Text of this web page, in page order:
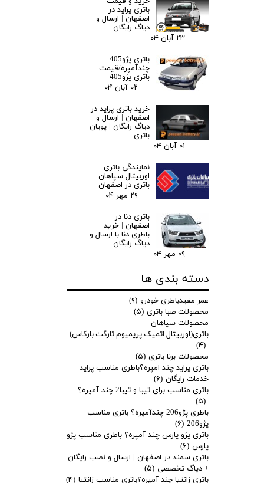
باتری پراید در
اصفهان | ارسال و
دیاگ رایگان
۲۳ آبان ۰۴
باتری پژو405
چندآمپره/قیمت
باتری پژو405
۰۲ آبان ۰۴
خرید باتری پراید در
اصفهان | ارسال و
دیاگ رایگان | پویان
باتری
۰۱ آبان ۰۴
نمایندگی باتری
اوربیتال سپاهان
باتری در اصفهان
۲۹ مهر ۰۴
باتری دنا در
اصفهان | خرید
باطری دنا با ارسال و
دیاگ رایگان
۰۹ مهر ۰۴
دسته بندی ها
عمر مفیدباطری خودرو (۹)
محصولات صبا باتری (۵)
محصولات سپاهان
باتری(اوربیتال.اتمیک.پریمیوم.تارگت.بارکاس)
(۴)
محصولات برنا باتری (۵)
باتری پراید چند امپره؟باطری مناسب پراید
خدمات رایگان (۶)
باتری مناسب برای تیبا و تیبا2 چند آمپره؟
(۵)
باطری پژو206 چندآمپره؟ باتری مناسب
پژو206
(۶)
باتری پژو پارس چند آمپره؟ باطری مناسب پژو
پارس (۶)
باتری سمند در اصفهان | ارسال و نصب رایگان
+ دیاگ تخصصی (۵)
باتری زانتیا چند آمپره؟باتری مناسب زانتیا (۴)